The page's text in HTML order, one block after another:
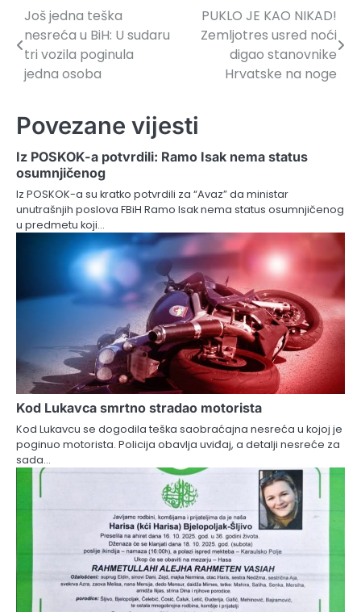
Navigacija
članaka
Još jedna teška
nesreća u BiH: U sudaru
tri vozila poginula
jedna osoba
PUKLO JE KAO NIKAD!
Zemljotres usred noći
digao stanovnike
Hrvatske na noge
Povezane vijesti
Iz POSKOK-a potvrdili: Ramo Isak nema status
osumnjičenog
Iz POSKOK-a su kratko potvrdili za “Avaz” da ministar
unutrašnjih poslova FBiH Ramo Isak nema status osumnjičenog
u predmetu koji…
Kod Lukavca smrtno stradao motorista
Kod Lukavcu se dogodila teška saobraćajna nesreća u kojoj je
poginuo motorista. Policija obavlja uviđaj, a detalji nesreće za
sada…